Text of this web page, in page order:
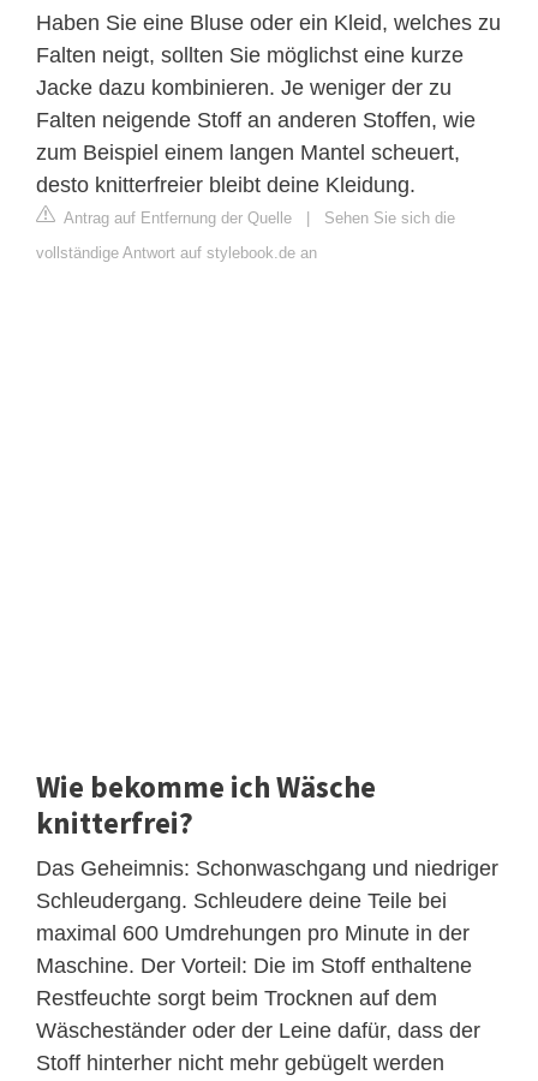
Haben Sie eine Bluse oder ein Kleid, welches zu
Falten neigt, sollten Sie möglichst eine kurze
Jacke dazu kombinieren. Je weniger der zu
Falten neigende Stoff an anderen Stoffen, wie
zum Beispiel einem langen Mantel scheuert,
desto knitterfreier bleibt deine Kleidung.
Antrag auf Entfernung der Quelle
Sehen Sie sich die
vollständige Antwort auf stylebook.de an
Wie bekomme ich Wäsche
knitterfrei?
Das Geheimnis: Schonwaschgang und niedriger
Schleudergang. Schleudere deine Teile bei
maximal 600 Umdrehungen pro Minute in der
Maschine. Der Vorteil: Die im Stoff enthaltene
Restfeuchte sorgt beim Trocknen auf dem
Wäscheständer oder der Leine dafür, dass der
Stoff hinterher nicht mehr gebügelt werden